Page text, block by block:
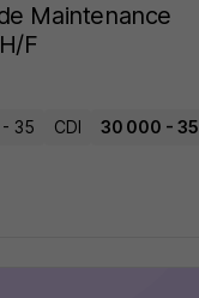
Maintenance
F
35 CDI 30 000 -